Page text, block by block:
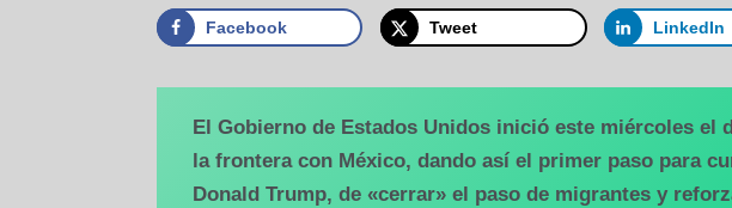
Facebook Tweet LinkedIn
El Gobierno de Estados Unidos inició este miércoles el
la frontera con México, dando así el primer paso para
Donald Trump, de «cerrar» el paso de migrantes y